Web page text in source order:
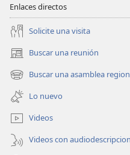
Enlaces directos
Solicite una visita
Buscar una reunión
(abre
una
nueva
ventana)
Buscar una asamblea
(abre
una
nueva
ventana)
Lo nuevo
Videos
Videos con